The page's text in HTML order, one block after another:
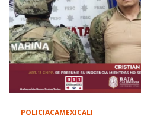
POLICIACAMEXICALI